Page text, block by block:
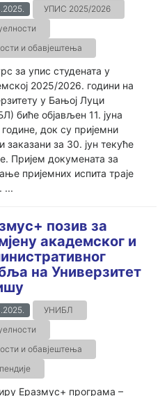
УПИС 2025/2026
и обавјештења
за упис студената у
2025/2026. години на
у Бањој Луци
биће објављен 11. јуна
док су пријемни
заказани за 30. јун текуће
Пријем докумената за
пријемних испита траје
...
позив за
академског и
на Универзитет
УНИБЛ
и обавјештења
Еразмус+ програма –